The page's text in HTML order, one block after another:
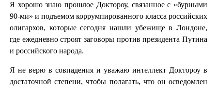
Я хорошо знаю прошлое Доктороу, связанное с «бурными
90-ми» и подъемом коррумпированного класса российских
олигархов, которые сегодня нашли убежище в Лондоне,
где ежедневно строят заговоры против президента Путина
и российского народа.
Я не верю в совпадения и уважаю интеллект Доктороу в
достаточной степени, чтобы полагать, что он осведомлен